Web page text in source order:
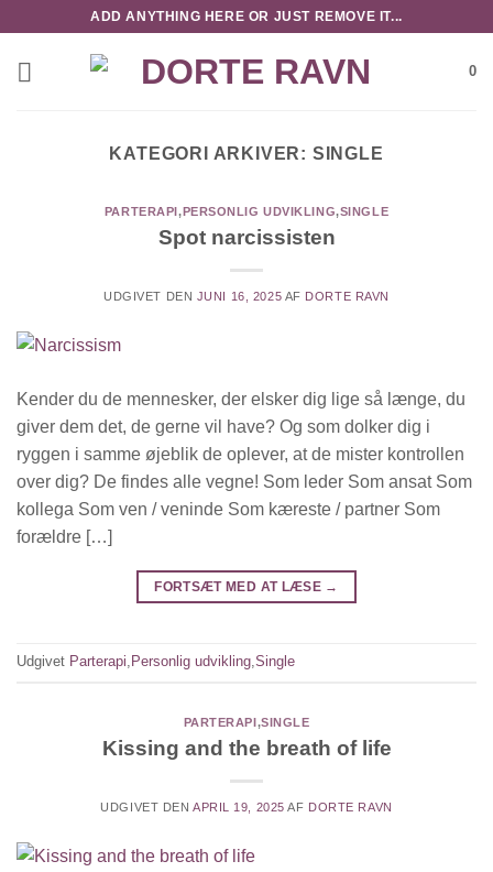
indhold
ADD ANYTHING HERE OR JUST REMOVE IT...
0
KATEGORI ARKIVER: SINGLE
PARTERAPI,PERSONLIG UDVIKLING,SINGLE
Spot narcissisten
UDGIVET DEN JUNI 16, 2025 AF DORTE RAVN
Kender du de mennesker, der elsker dig lige så længe, du
giver dem det, de gerne vil have? Og som dolker dig i
ryggen i samme øjeblik de oplever, at de mister kontrollen
over dig? De findes alle vegne! Som leder Som ansat Som
kollega Som ven / veninde Som kæreste / partner Som
forældre […]
FORTSÆT MED AT LÆSE →
Udgivet Parterapi, Personlig udvikling,Single
PARTERAPI,SINGLE
Kissing and the breath of life
UDGIVET DENAPRIL 19, 2025 AF DORTE RAVN